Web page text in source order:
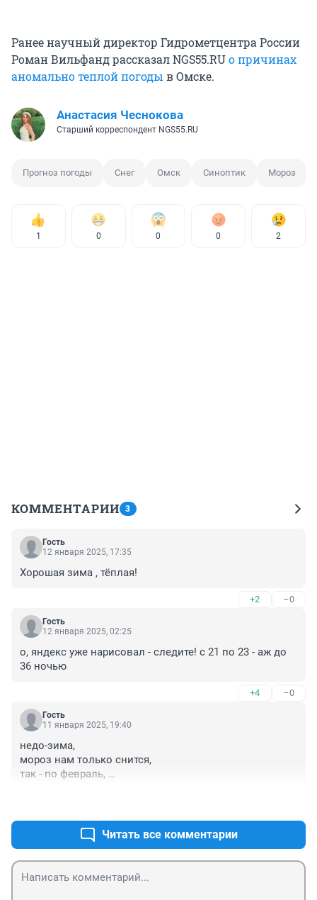
Ранее научный директор Гидрометцентра России
Роман Вильфанд рассказал NGS55.RUо причинах
аномально теплой погоды в Омске.
Анастасия Чеснокова
Старший корреспондент NGS55.RU
Прогноз погоды Снег Омск Синоптик Мороз
1 0 0 0 2
КОММЕНТАРИИ 3
Гость
12 января 2025, 17:35
Хорошая зима , тёплая!
+2 –0
Гость
12 января 2025, 02:25
о, яндекс уже нарисовал - следите! с 21 по 23 - аж до
36 ночью
+4 –0
Гость
11 января 2025, 19:40
недо-зима,
мороз нам только снится,
так - по февраль,
Читать все комментарии